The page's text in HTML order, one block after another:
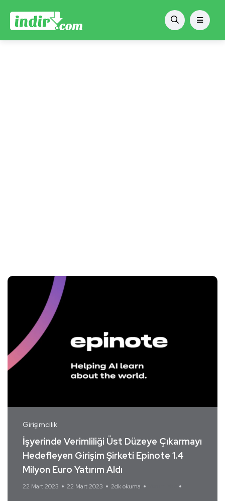
Girişimcilik
İşyerinde Verimliliği Üst Düzeye Çıkarmayı
Hedefleyen Girişim Şirketi Epinote 1.4
Milyon Euro Yatırım Aldı
22 Mart 2023 22 Mart 2023 2dk okuma